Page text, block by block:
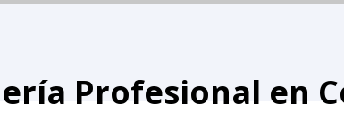
Profesional en